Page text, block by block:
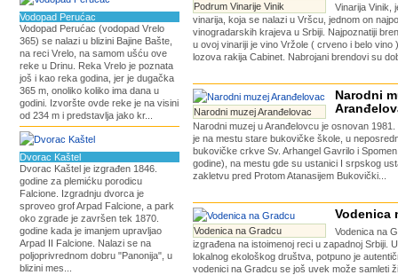
Vodopad Perućac
Vodopad Perućac (vodopad Vrelo
365) se nalazi u blizini Bajine Bašte,
na reci Vrelo, na samom ušću ove
reke u Drinu. Reka Vrelo je poznata
još i kao reka godina, jer je dugačka
365 m, onoliko koliko ima dana u
godini. Izvoršte ovde reke je na visini
od 234 m i predstavlja jako kr...
Dvorac Kaštel
Dvorac Kaštel je izgrađen 1846.
godine za plemićku porodicu
Falcione. Izgradnju dvorca je
sproveo grof Arpad Falcione, a park
oko zgrade je završen tek 1870.
godine kada je imanjem upravljao
Arpad II Falcione. Nalazi se na
poljoprivrednom dobru "Panonija", u
blizini mes...
Podrum Vinarije Vinik
Vinarija Vinik,
vinarija, koja se nalazi u Vršcu, jednom on
vinogradarskih krajeva u Srbiji. Najpoznatiji
u ovoj vinariji je vino Vržole ( crveno i belo vino
lozova rakija Cabinet. Nabrojani brendovi su
Narodni muzej Aranđelovac
Narodni
Narodni muzej u Aranđelovcu je osnovan
je na mestu stare bukovičke škole, u
bukovičke crkve Sv. Arhangel Gavrilo i
godine), na mestu gde su ustanici I srpskog
zakletvu pred Protom Atanasijem Bukovički...
Vodenica na Gradcu
Vodenica
Vodenica na
izgrađena na istoimenoj reci u zapadnoj Srbiji.
lokalnog ekološkog društva, potpuno je
vodenici na Gradcu se još uvek može samleti